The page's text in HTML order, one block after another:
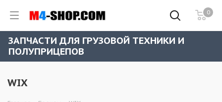
0
ЗАПЧАСТИ ДЛЯ ГРУЗОВОЙ ТЕХНИКИ И
ПОЛУПРИЦЕПОВ
WIX